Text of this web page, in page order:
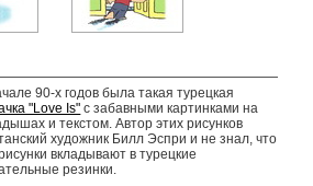
90-х годов была такая турецкая
"Love Is" с забавными картинками на
и текстом. Автор этих рисунков
художник Билл Эспри и не знал, что
вкладывают в турецкие
резинки.